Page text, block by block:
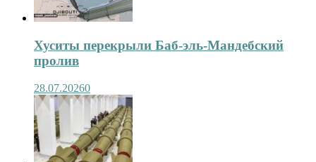
Хуситы перекрыли Баб-эль-Мандебский
пролив
28.07.20260